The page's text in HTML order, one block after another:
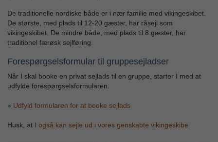
De traditionelle nordiske både er i nær familie med vikingeskibet.
De største, med plads til 12-20 gæster, har råsejl som
vikingeskibet. De mindre både, med plads til 8 gæster, har
traditionel færøsk sejlføring.
Forespørgselsformular til gruppesejladser
Når I skal booke en privat sejlads til en gruppe, starter I med at
udfylde forespørgselsformularen.
» Udfyld formularen for at booke sejlads
Husk, at I også kan sejle ud i vores genskabte vikingeskibe